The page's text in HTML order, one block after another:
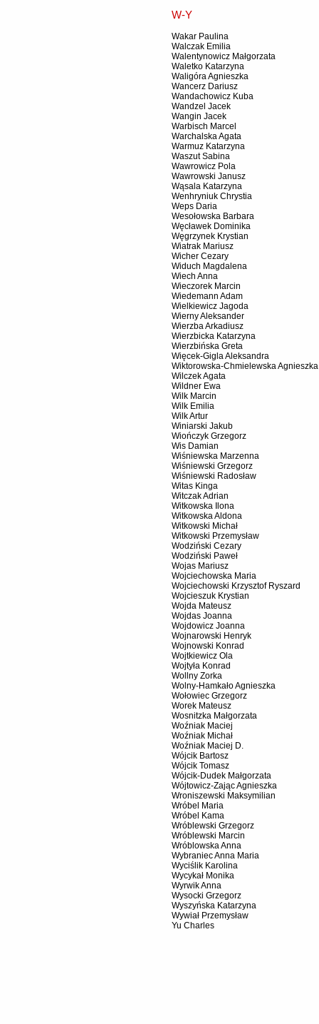
W-Y
Wakar Paulina
Walczak Emilia
Walentynowicz Małgorzata
Waletko Katarzyna
Waligóra Agnieszka
Wancerz Dariusz
Wandachowicz Kuba
Wandzel Jacek
Wangin Jacek
Warbisch Marcel
Warchalska Agata
Warmuz Katarzyna
Waszut Sabina
Wawrowicz Pola
Wawrowski Janusz
Wąsala Katarzyna
Wenhryniuk Chrystia
Weps Daria
Wesołowska Barbara
Węcławek Dominika
Węgrzynek Krystian
Wiatrak Mariusz
Wicher Cezary
Widuch Magdalena
Wiech Anna
Wieczorek Marcin
Wiedemann Adam
Wielkiewicz Jagoda
Wierny Aleksander
Wierzba Arkadiusz
Wierzbicka Katarzyna
Wierzbińska Greta
Więcek-Gigla Aleksandra
Wiktorowska-Chmielewska Agnieszka
Wilczek Agata
Wildner Ewa
Wilk Marcin
Wilk Emilia
Wilk Artur
Winiarski Jakub
Wiończyk Grzegorz
Wis Damian
Wiśniewska Marzenna
Wiśniewski Grzegorz
Wiśniewski Radosław
Witas Kinga
Witczak Adrian
Witkowska Ilona
Witkowska Aldona
Witkowski Michał
Witkowski Przemysław
Wodziński Cezary
Wodziński Paweł
Wojas Mariusz
Wojciechowska Maria
Wojciechowski Krzysztof Ryszard
Wojcieszuk Krystian
Wojda Mateusz
Wojdas Joanna
Wojdowicz Joanna
Wojnarowski Henryk
Wojnowski Konrad
Wojtkiewicz Ola
Wojtyła Konrad
Wollny Zorka
Wolny-Hamkało Agnieszka
Wołowiec Grzegorz
Worek Mateusz
Wosnitzka Małgorzata
Woźniak Maciej
Woźniak Michał
Woźniak Maciej D.
Wójcik Bartosz
Wójcik Tomasz
Wójcik-Dudek Małgorzata
Wójtowicz-Zając Agnieszka
Wroniszewski Maksymilian
Wróbel Maria
Wróbel Kama
Wróblewski Grzegorz
Wróblewski Marcin
Wróblowska Anna
Wybraniec Anna Maria
Wyciślik Karolina
Wycykał Monika
Wyrwik Anna
Wysocki Grzegorz
Wyszyńska Katarzyna
Wywiał Przemysław
Yu Charles